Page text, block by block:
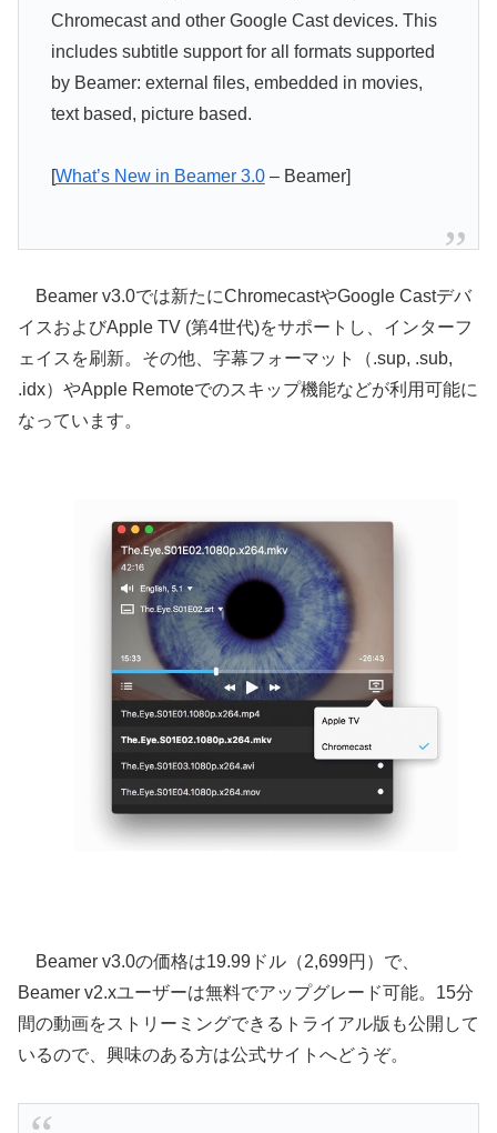
Chromecast and other Google Cast devices. This
includes subtitle support for all formats supported
by Beamer: external files, embedded in movies,
text based, picture based.
[What’s New in Beamer 3.0– Beamer]
Beamer v3.0では新たにChromecastやGoogle Castデバ
イスおよびApple TV (第4世代)をサポートし、インターフ
ェイスを刷新。その他、字幕フォーマット（.sup, .sub,
.idx）やApple Remoteでのスキップ機能などが利用可能に
なっています。
Beamer v3.0の価格は19.99ドル（2,699円）で、
Beamer v2.xユーザーは無料でアップグレード可能。15分
間の動画をストリーミングできるトライアル版も公開して
いるので、興味のある方は公式サイトへどうぞ。